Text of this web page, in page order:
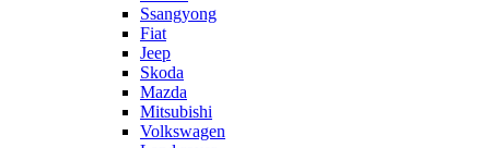
Ssangyong
Fiat
Jeep
Skoda
Mazda
Mitsubishi
Volkswagen